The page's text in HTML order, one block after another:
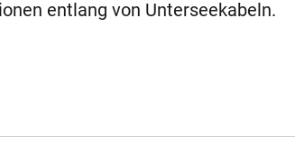
entlang von Unterseekabeln.